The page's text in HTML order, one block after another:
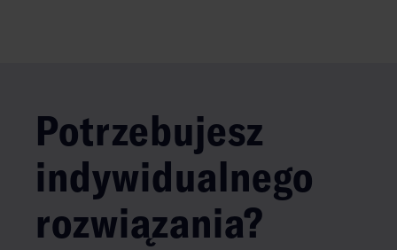
Potrzebujesz
indywidualnego
rozwiązania?